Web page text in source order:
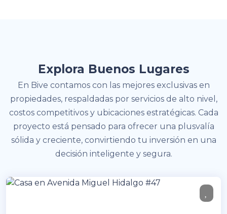
Explora Buenos Lugares
En Bive contamos con las mejores exclusivas en
propiedades, respaldadas por servicios de alto nivel,
costos competitivos y ubicaciones estratégicas. Cada
proyecto está pensado para ofrecer una plusvalía
sólida y creciente, convirtiendo tu inversión en una
decisión inteligente y segura.